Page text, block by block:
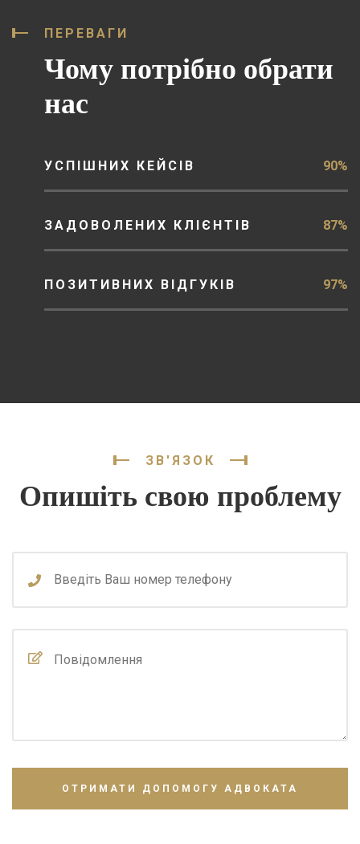
ПЕРЕВАГИ
Чому потрібно обрати
нас
УСПІШНИХ КЕЙСІВ 90%
ЗАДОВОЛЕНИХ КЛІЄНТІВ 87%
ПОЗИТИВНИХ ВІДГУКІВ 97%
ЗВ'ЯЗОК
Опишіть свою проблему